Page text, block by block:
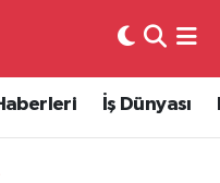
İş Dünyası